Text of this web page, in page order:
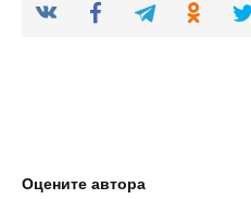
Оцените автора